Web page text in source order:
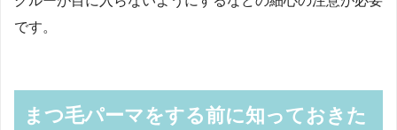
です。
まつ毛パーマをする前に知っておきた